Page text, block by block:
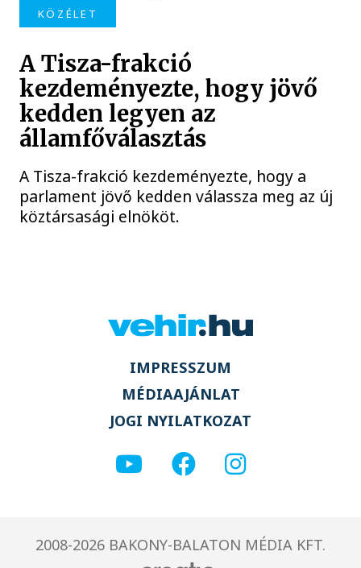
KÖZÉLET
A Tisza-frakció
kezdeményezte, hogy jövő
kedden legyen az
államfőválasztás
A Tisza-frakció kezdeményezte, hogy a
parlament jövő kedden válassza meg az új
köztársasági elnököt.
IMPRESSZUM
MÉDIAAJÁNLAT
JOGI NYILATKOZAT
2008-2026 BAKONY-BALATON MÉDIA KFT.